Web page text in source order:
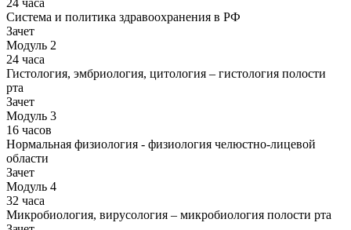
24 часа
Система и политика здравоохранения в РФ
Зачет
Модуль 2
24 часа
Гистология, эмбриология, цитология – гистология полости
рта
Зачет
Модуль 3
16 часов
Нормальная физиология - физиология челюстно-лицевой
области
Зачет
Модуль 4
32 часа
Микробиология, вирусология – микробиология полости рта